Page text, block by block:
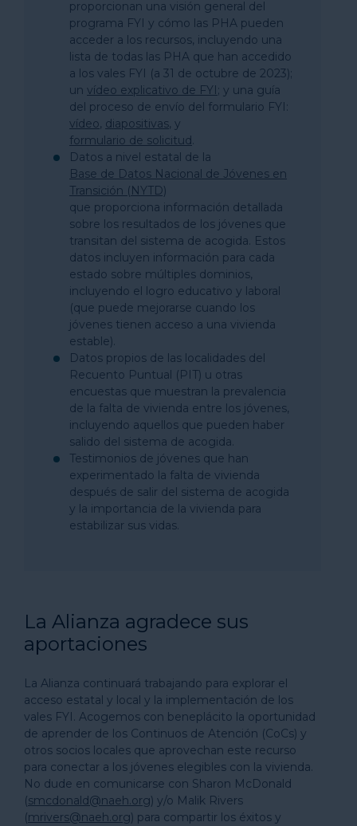
proporcionan una visión general del
programa FYI y cómo las PHA pueden
acceder a los recursos, incluyendo una
lista de todas las PHA que han accedido
a los vales FYI (a 31 de octubre de 2023);
un vídeo explicativo de FYI ; y una guía
del proceso de envío del formulario FYI:
vídeo, diapositivas, y
formulario de solicitud.
Datos a nivel estatal de la
Base de Datos Nacional de Jóvenes en
Transición (NYTD)
que proporciona información detallada
sobre los resultados de los jóvenes que
transitan del sistema de acogida. Estos
datos incluyen información para cada
estado sobre múltiples dominios,
incluyendo el logro educativo y laboral
(que puede mejorarse cuando los
jóvenes tienen acceso a una vivienda
estable).
Datos propios de las localidades del
Recuento Puntual (PIT) u otras
encuestas que muestran la prevalencia
de la falta de vivienda entre los jóvenes,
incluyendo aquellos que pueden haber
salido del sistema de acogida.
Testimonios de jóvenes que han
experimentado la falta de vivienda
después de salir del sistema de acogida
y la importancia de la vivienda para
estabilizar sus vidas.
La Alianza agradece sus
aportaciones
La Alianza continuará trabajando para explorar el
acceso estatal y local y la implementación de los
vales FYI. Acogemos con beneplácito la oportunidad
de aprender de los Continuos de Atención (CoCs) y
otros socios locales que aprovechan este recurso
para conectar a los jóvenes elegibles con la vivienda.
No dude en comunicarse con Sharon McDonald
(smcdonald@naeh.org) y/o Malik Rivers
(mrivers@naeh.org) para compartir los éxitos y